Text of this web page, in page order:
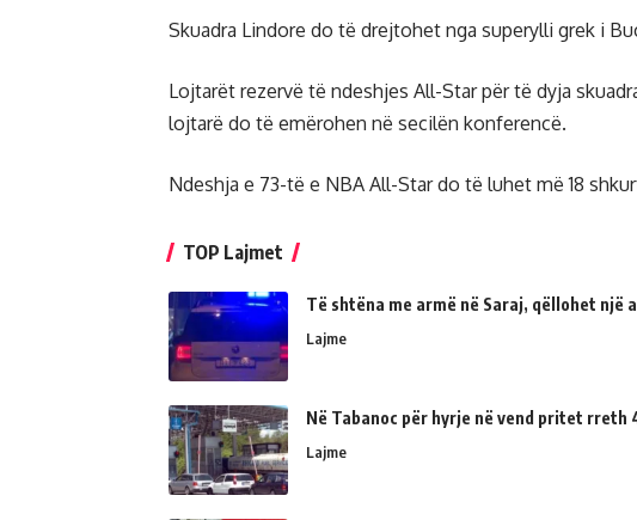
Skuadra Lindore do të drejtohet nga superylli grek i
Lojtarët rezervë të ndeshjes All-Star për të dyja
lojtarë do të emërohen në secilën konferencë.
Ndeshja e 73-të e NBA All-Star do të luhet më 18
TOP Lajmet
Të shtëna me armë në Saraj, qëllohet një
Lajme
Në Tabanoc për hyrje në vend pritet rreth
Lajme